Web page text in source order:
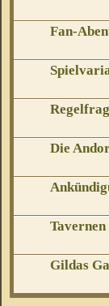
Fan-
Die
Tavernen
Gildas